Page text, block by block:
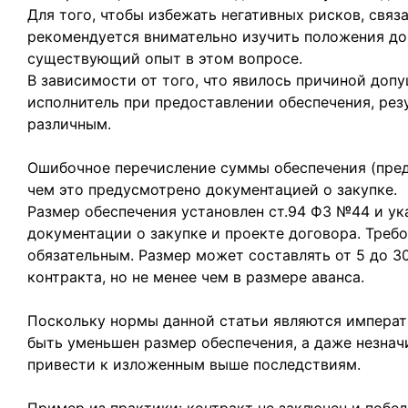
Для того, чтобы избежать негативных рисков,
рекомендуется внимательно изучить положения
существующий опыт в этом вопросе.
В зависимости от того, что явилось причиной
исполнитель при предоставлении обеспечения,
различным.
Ошибочное перечисление суммы обеспечения
чем это предусмотрено документацией о закупке.
Размер обеспечения установлен ст.94 ФЗ №44 и
документации о закупке и проекте договора.
обязательным. Размер может составлять от 5 до
контракта, но не менее чем в размере аванса.
Поскольку нормы данной статьи являются
быть уменьшен размер обеспечения, а даже
привести к изложенным выше последствиям.